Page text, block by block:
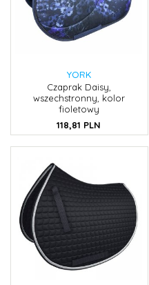
YORK
Czaprak Daisy,
wszechstronny, kolor
fioletowy
118,81 PLN